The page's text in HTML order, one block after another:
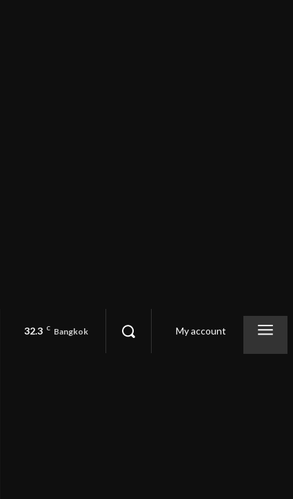
32.3 C Bangkok My account